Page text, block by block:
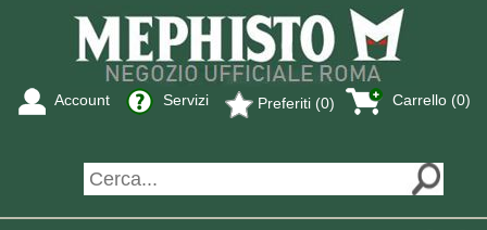
Carrello (0)
Preferiti (0)
Servizi
Account